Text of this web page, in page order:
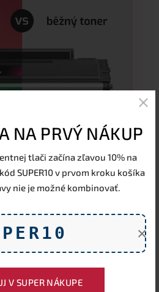
NA PRVÝ NÁKUP
tlači začína zľavou 10% na
SUPER10 v prvom kroku košíka
nie je možné kombinovať.
V SUPER NÁKUPE
×
od originálu Brother, ktorého
ale drahé, ponúkaSUPERA®
medzi cenou, kvalitou a
výkonom.